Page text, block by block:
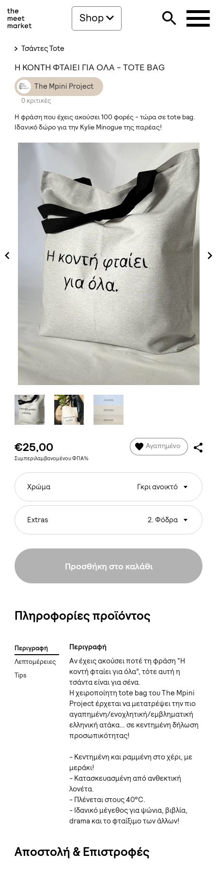
Shop
Τσάντες Tote
Η ΚΟΝΤΗ ΦΤΑΙΕΙ ΓΙΑ ΟΛΑ - TOTE BAG
The Mpini Project
0 κριτικές
Η φράση που έχεις ακούσει 100 φορές - τώρα σε tote bag.
Ιδανικό δώρο για την Kylie Minogue της παρέας!
€25,00
Συμπεριλαμβανομένου ΦΠΑ%
Αγαπημένο
Χρώμα Γκρι ανοικτό
Extras 2. Φόδρα
Προσθήκη στο καλάθι
Πληροφορίες προϊόντος
Περιγραφή
Λεπτομέρειες
Tips
Περιγραφή
Αν έχεις ακούσει ποτέ τη φράση “Η
κοντή φταίει για όλα”, τότε αυτή η
τσάντα είναι για σένα.
Η χειροποίητη tote bag του The Mpini
Project έρχεται να μετατρέψει την πιο
αγαπημένη/ενοχλητική/εμβληματική
ελληνική ατάκα… σε κεντημένη δήλωση
προσωπικότητας!
- Κεντημένη και ραμμένη στο χέρι, με
μεράκι!
- Κατασκευασμένη από ανθεκτική
λονέτα.
- Πλένεται στους 40°C.
- Ιδανικό μέγεθος για ψώνια, βιβλία,
drama και το φταίξιμο των άλλων!
Αποστολή & Επιστροφές